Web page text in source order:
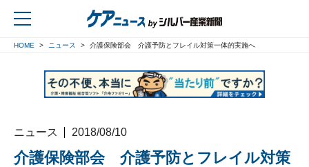
HOME ニュース 介護保険部会 介護予防とフレイル対策一体的実施へ
ニュース 2018/08/10
介護保険部会 介護予防とフレイル対策